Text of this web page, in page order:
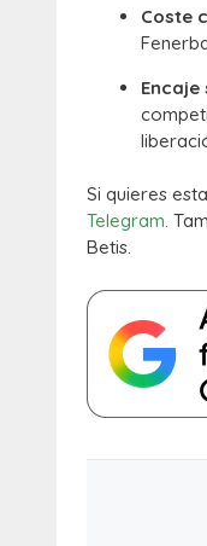
Coste
Si quieres
Telegram.
Betis.